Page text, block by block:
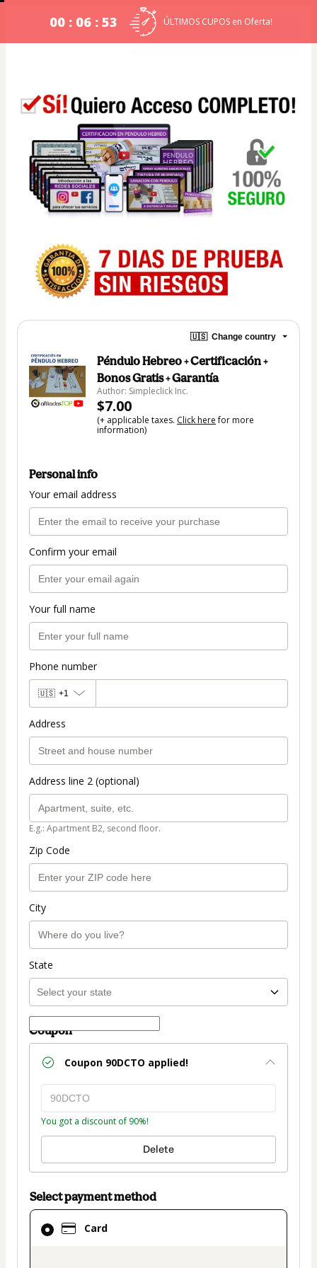
00 : 06 : 52 ÚLTIMOS CUPOS en Oferta!
🇺🇸 Change country
Péndulo Hebreo + Certificación +
Bonos Gratis + Garantía
Author: Simpleclick Inc.
$7.00
(+ applicable taxes. Click herefor more
information)
Personal info
Your email address
Confirm your email
Your full name
Phone number
🇺🇸 +1
Address
Address line 2 (optional)
E.g.: Apartment B2, second floor.
Zip Code
City
State
Coupon
Coupon 90DCTO applied!
You got a discount of 90%!
Delete
Select payment method
Card
Card
selected